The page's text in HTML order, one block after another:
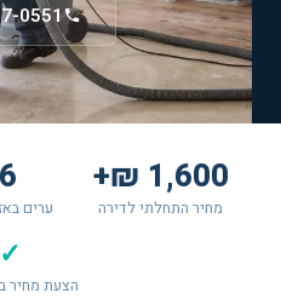
0551
1,600 ₪+
מחיר התחלתי לדירה ערים
✓
הצעת מחיר